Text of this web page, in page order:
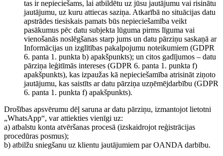
tas ir nepieciešams, lai atbildētu uz jūsu jautājumu vai risinātu
jautājumu, uz kuru attiecas saziņa. Atkarībā no situācijas datu
apstrādes tiesiskais pamats būs nepieciešamība veikt
pasākumus pēc datu subjekta lūguma pirms līguma vai
vienošanās noslēgšanas starp jums un datu pārziņu saskaņā ar
Informācijas un izglītības pakalpojumu noteikumiem (GDPR
6. panta 1. punkta b) apakšpunkts); un citos gadījumos – datu
pārziņa leģitīmās intereses (GDPR 6. panta 1. punkta f)
apakšpunkts), kas izpaužas kā nepieciešamība atrisināt ziņoto
jautājumu, kas saistīts ar datu pārziņa uzņēmējdarbību (GDPR
6. panta 1. punkta f) apakšpunkts).
Drošības apsvērumu dēļ saruna ar datu pārziņu, izmantojot lietotni
„WhatsApp“, var attiekties vienīgi uz:
a) atbalstu konta atvēršanas procesā (izskaidrojot reģistrācijas
procedūras posmus);
b) atbilžu sniegšanu uz klientu jautājumiem par OANDA darbību.